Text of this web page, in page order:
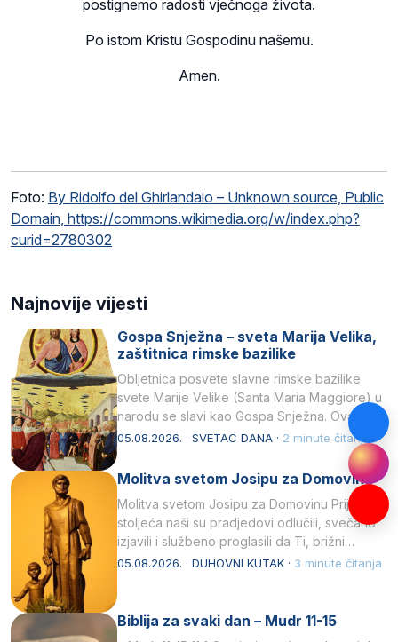
postignemo radosti vječnoga života.
Po istom Kristu Gospodinu našemu.
Amen.
Foto: By Ridolfo del Ghirlandaio – Unknown source, Public
Domain, https://commons.wikimedia.org/w/index.php?
curid=2780302
Najnovije vijesti
Gospa Snježna – sveta Marija Velika,
zaštitnica rimske bazilike
Obljetnica posvete slavne rimske bazilike
svete Marije Velike (Santa Maria Maggiore) u
narodu se slavi kao Gospa Snježna. Ovaj
naziv, Sancta Maria…
05.08.2026. · SVETAC DANA · 2 minute čitanja
Molitva svetom Josipu za Domovinu
Molitva svetom Josipu za Domovinu Prije tri
stoljeća naši su pradjedovi odlučili, svečano
izjavili i službeno proglasili da Ti, brižni
Poočime Isusov,…
05.08.2026. · DUHOVNI KUTAK · 3 minute čitanja
Biblija za svaki dan – Mudr 11-15